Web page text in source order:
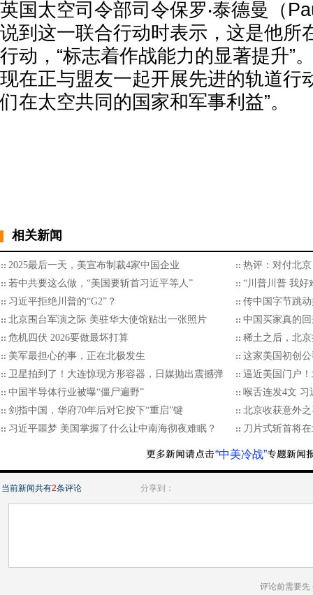
英国太空司令部司令保罗‧泰德曼（
说到这一联合行动时表示，这是他所
行动，“标志着作战能力的显著提升”
现在正与盟友一起开展先进的轨道行
们在太空共同的国家和军事利益”。
相关新闻
2025最后一天，美宣布制裁4家中国企业
热评：对付北
若中共要这么做，“美国要斩首习近平等人”
“川普川普 我好
习近平拒绝川普的“G2”？
传中国字节跳
北京围台军演之际 美驻华大使馆贴出一张照片
中国买家真的
危机四伏 2026要做最坏打算
稀土之后，北
美军最担心的事，正在北极发生
这家美国初创
卫星拍到了！大连惊现方形容器，日媒抛出震撼弹
逼近美国门户
中国半导体行业被曝“僵尸遍野”
喉舌连发4文 习
剑指中国，华府70年后对它按下“重启”键
北京收获意外
习近平噩梦 美国掌握了什么让中南海彻夜难眠？
刀片式斩首将
“中美冷战”
当前新闻共有2条评论 分享到：
评论前需要先